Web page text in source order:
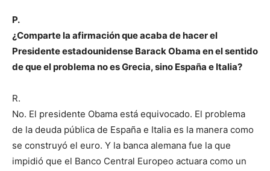
P.
¿Comparte la afirmación que acaba de hacer el
Presidente estadounidense Barack Obama en el sentido
de que el problema no es Grecia, sino España e Italia?
R.
No. El presidente Obama está equivocado. El problema
de la deuda pública de España e Italia es la manera como
se construyó el euro. Y la banca alemana fue la que
impidió que el Banco Central Europeo actuara como un